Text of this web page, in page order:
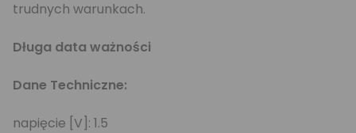
trudnych warunkach.
Długa data ważności
Dane Techniczne:
napięcie [V]: 1.5